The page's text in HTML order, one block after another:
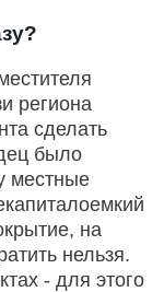
региона
сделать
было
местные
на
нельзя.
- для этого